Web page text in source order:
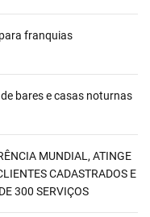
franquias
bares e casas noturnas
MUNDIAL, ATINGE
CADASTRADOS E
300 SERVIÇOS